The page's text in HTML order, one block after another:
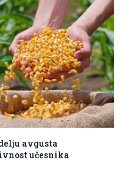
avgusta
učesnika